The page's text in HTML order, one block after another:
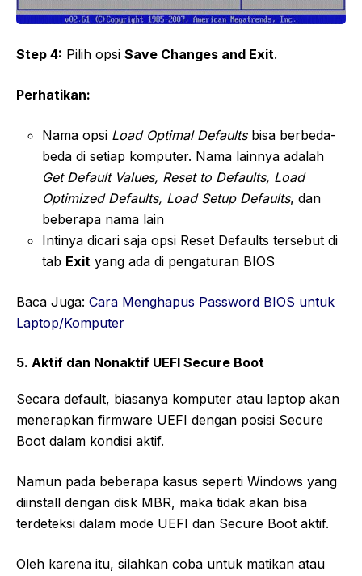
Step 4: Pilih opsi Save Changes and Exit.
Perhatikan:
Nama opsi Load Optimal Defaultsbisa berbeda-
beda di setiap komputer. Nama lainnya adalah
Get Default Values, Reset to Defaults, Load
Optimized Defaults, Load Setup Defaults, dan
beberapa nama lain
Intinya dicari saja opsi Reset Defaults tersebut di
tab Exit yang ada di pengaturan BIOS
Baca Juga: Cara Menghapus Password BIOS untuk
Laptop/Komputer
5. Aktif dan Nonaktif UEFI Secure Boot
Secara default, biasanya komputer atau laptop akan
menerapkan firmware UEFI dengan posisi Secure
Boot dalam kondisi aktif.
Namun pada beberapa kasus seperti Windows yang
diinstall dengan disk MBR, maka tidak akan bisa
terdeteksi dalam mode UEFI dan Secure Boot aktif.
Oleh karena itu, silahkan coba untuk matikan atau